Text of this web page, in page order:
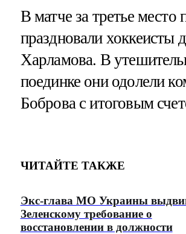
В матче за третье место
праздновали хоккеисты
Харламова. В
поединке они одолели
Боброва с итоговым
ЧИТАЙТЕ ТАКЖЕ
Экс-глава МО Украины
Зеленскому требование о
восстановлении в должности